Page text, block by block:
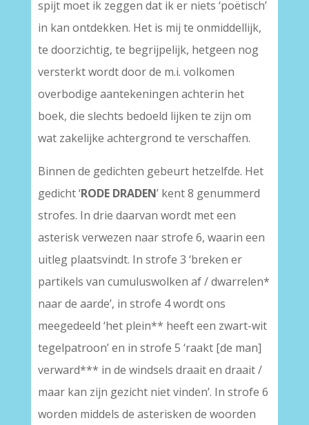
spijt moet ik zeggen dat ik er niets ‘poëtisch’
in kan ontdekken. Het is mij te onmiddellijk,
te doorzichtig, te begrijpelijk, hetgeen nog
versterkt wordt door de m.i. volkomen
overbodige aantekeningen achterin het
boek, die slechts bedoeld lijken te zijn om
wat zakelijke achtergrond te verschaffen.
Binnen de gedichten gebeurt hetzelfde. Het
gedicht ‘RODE DRADEN’ kent 8 genummerd
strofes. In drie daarvan wordt met een
asterisk verwezen naar strofe 6, waarin een
uitleg plaatsvindt. In strofe 3 ‘breken er
partikels van cumuluswolken af / dwarrelen*
naar de aarde’, in strofe 4 wordt ons
meegedeeld ‘het plein** heeft een zwart-wit
tegelpatroon’ en in strofe 5 ‘raakt [de man]
verward*** in de windsels draait en draait /
maar kan zijn gezicht niet vinden’. In strofe 6
worden middels de asterisken de woorden